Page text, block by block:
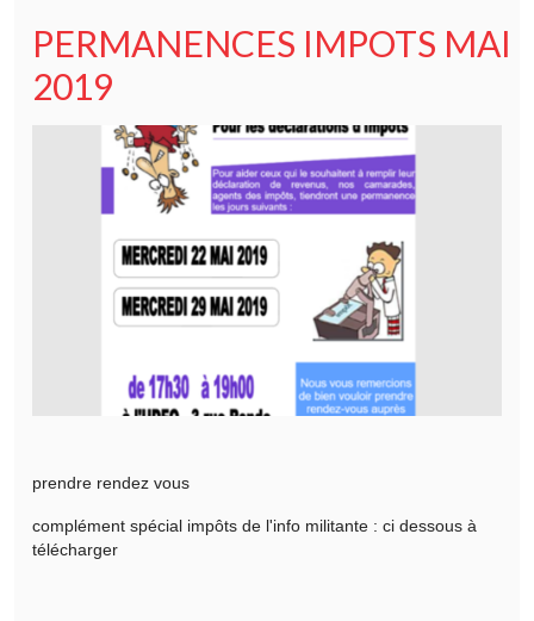
PERMANENCES IMPOTS MAI
2019
prendre rendez vous
complément spécial impôts de l'info militante : ci dessous à
télécharger